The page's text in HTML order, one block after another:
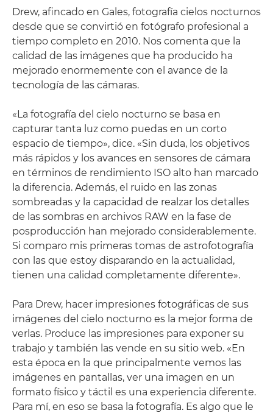
Drew, afincado en Gales, fotografía cielos nocturnos
desde que se convirtió en fotógrafo profesional a
tiempo completo en 2010. Nos comenta que la
calidad de las imágenes que ha producido ha
mejorado enormemente con el avance de la
tecnología de las cámaras.
«La fotografía del cielo nocturno se basa en
capturar tanta luz como puedas en un corto
espacio de tiempo», dice. «Sin duda, los objetivos
más rápidos y los avances en sensores de cámara
en términos de rendimiento ISO alto han marcado
la diferencia. Además, el ruido en las zonas
sombreadas y la capacidad de realzar los detalles
de las sombras en archivos RAW en la fase de
posproducción han mejorado considerablemente.
Si comparo mis primeras tomas de astrofotografía
con las que estoy disparando en la actualidad,
tienen una calidad completamente diferente».
Para Drew, hacer impresiones fotográficas de sus
imágenes del cielo nocturno es la mejor forma de
verlas. Produce las impresiones para exponer su
trabajo y también las vende en su sitio web. «En
esta época en la que principalmente vemos las
imágenes en pantallas, ver una imagen en un
formato físico y táctil es una experiencia diferente.
Para mí, en eso se basa la fotografía. Es algo que le